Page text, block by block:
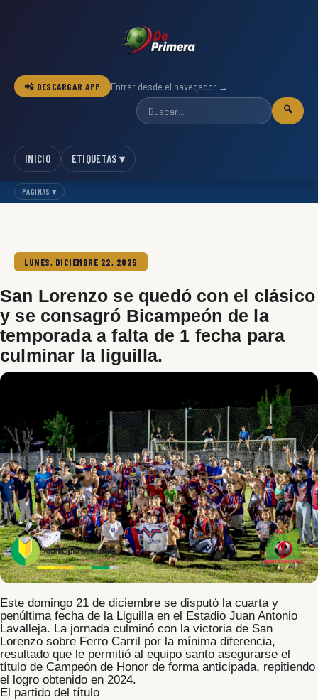
📲 DESCARGAR APP Entrar desde el navegador →
🔍
INICIO ETIQUETAS ▾
PÁGINAS ▾
LUNES, DICIEMBRE 22, 2025
San Lorenzo se quedó con el clásico
y se consagró Bicampeón de la
temporada a falta de 1 fecha para
culminar la liguilla.
Este domingo 21 de diciembre se disputó la cuarta y
penúltima fecha de la Liguilla en el Estadio Juan Antonio
Lavalleja. La jornada culminó con la victoria de San
Lorenzo sobre Ferro Carril por la mínima diferencia,
resultado que le permitió al equipo santo asegurarse el
título de Campeón de Honor de forma anticipada, repitiendo
el logro obtenido en 2024.
El partido del título